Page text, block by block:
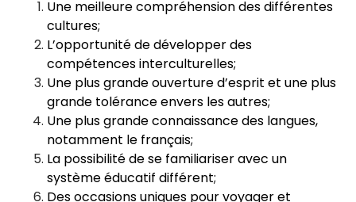
Une meilleure compréhension des différentes
cultures;
L’opportunité de développer des
compétences interculturelles;
Une plus grande ouverture d’esprit et une plus
grande tolérance envers les autres;
Une plus grande connaissance des langues,
notamment le français;
La possibilité de se familiariser avec un
système éducatif différent;
Des occasions uniques pour voyager et